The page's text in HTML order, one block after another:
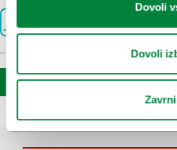
Dovoli
Dovoli
Zavrni
Nadmorska višina
669m
Prenos